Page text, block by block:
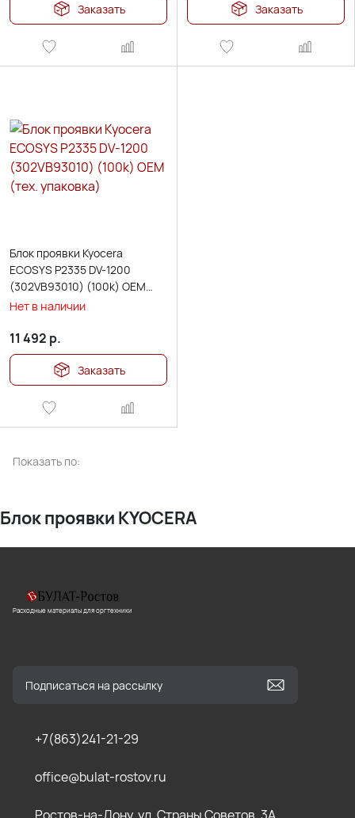
Заказать Заказать
Блок проявки Kyocera
ECOSYS P2335 DV-1200
(302VB93010) (100k) OEM
(тех. упаковка)
Нет в наличии
11 492 р.
Заказать
Показать по:
Блок проявки KYOCERA
Расходные материалы для оргтехники
+7(863)241-21-29
office@bulat-rostov.ru